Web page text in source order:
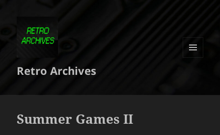
Retro Archives
Summer Games II